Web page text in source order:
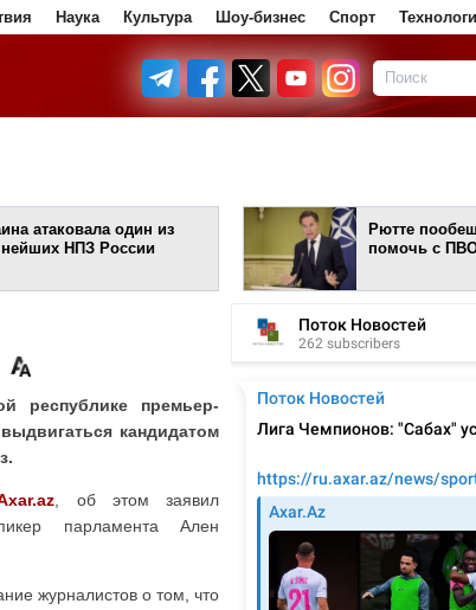
Наука Культура Шоу-бизнес Спорт
атаковала один из
НПЗ России
Рютте
помочь с
республике премьер-
кандидатом
, об этом заявил
парламента Ален
журналистов о том, что